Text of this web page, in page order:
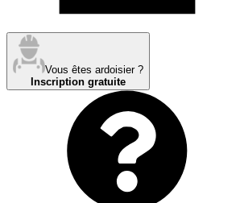
Vous êtes ardoisier ?
Inscription gratuite